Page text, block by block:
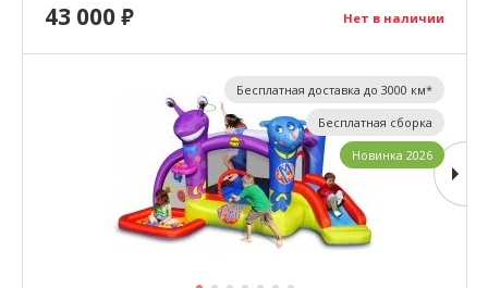
Нет в наличии
43 000₽
Бесплатная доставка до 3000 км*
Бесплатная сборка
Новинка 2026